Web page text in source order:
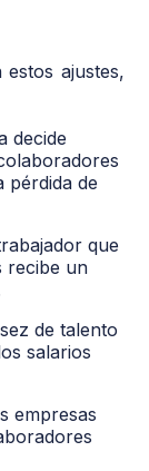
ajustes,
decide
pérdida de
que
recibe un
de talento
salarios
empresas